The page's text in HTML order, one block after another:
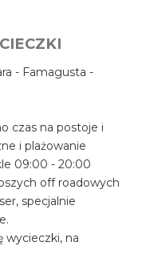
- Famagusta -
czas na postoje i
i plażowanie
09:00 - 20:00
off roadowych
specjalnie
wycieczki, na